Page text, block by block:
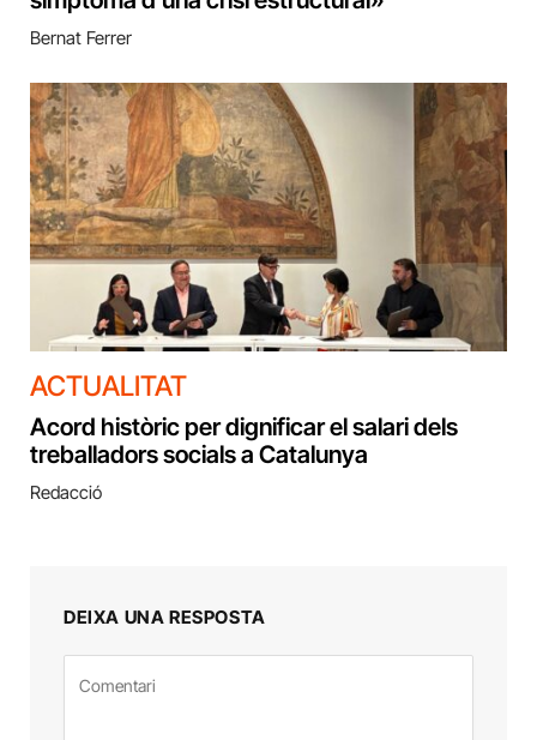
Bernat Ferrer
ACTUALITAT
Acord històric per dignificar el salari dels
treballadors socials a Catalunya
Redacció
DEIXA UNA RESPOSTA